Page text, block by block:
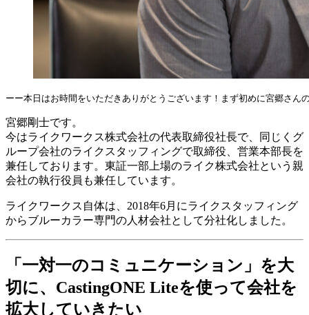
ーー本日はお時間をいただきありがとうございます！まず初めに宮郷さ
宮郷剛士です。
今はライクワークス株式会社の代表取締役社長で、同じくグ
ループ会社のライクスタッフィングで取締役、営業本部長を
兼任しております。東証一部上場のライク株式会社という親
会社の執行役員も兼任しています。
ライクワークス自体は、2018年6月にライクスタッフィング
からブルーカラー専門の人材会社として分社化しました。
「一対一のコミュニケーション」を大
切に、CastingONE Liteを使って会社を
拡大していきたい